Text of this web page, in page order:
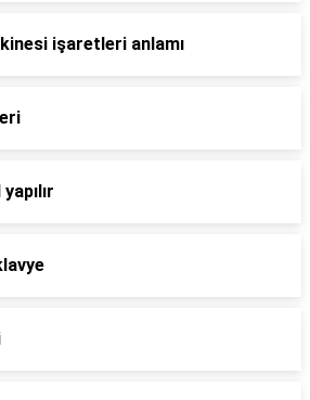
işaretleri anlamı